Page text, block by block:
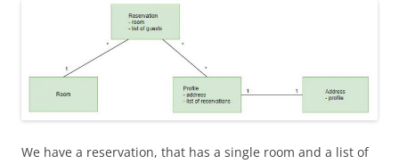
We have a reservation, that has a single room and a list of